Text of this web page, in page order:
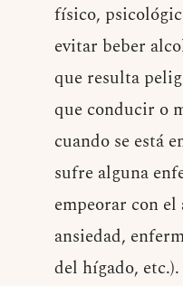
físico,
evitar beber
que resulta
que conducir o
cuando se está
sufre alguna
empeorar con
ansiedad,
del hígado, etc.).